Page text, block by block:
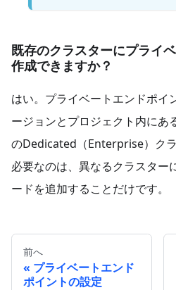
既存のクラスターにプライ
作成できますか？
はい。プライベートエンドポイ
ージョンとプロジェクト内にあ
のDedicated（Enterprise）クラ
必要なのは、異なるクラスター
ードを追加することだけです。
前へ
プライベートエンド
ポイントの設定